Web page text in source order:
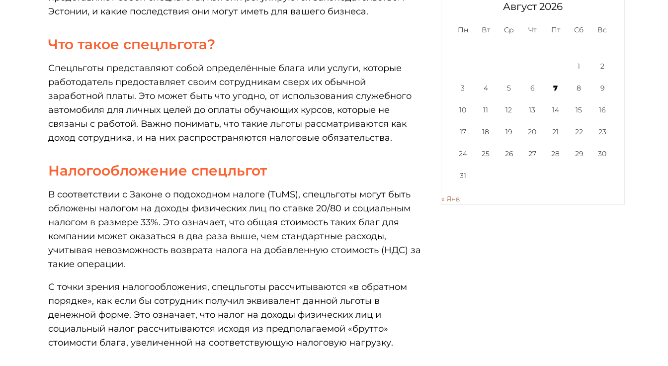
Эстонии, и какие последствия они могут иметь для вашего бизнеса.
Что такое спецльгота?
Спецльготы представляют собой определённые блага или услуги, которые
работодатель предоставляет своим сотрудникам сверх их обычной
заработной платы. Это может быть что угодно, от использования служебного
автомобиля для личных целей до оплаты обучающих курсов, которые не
связаны с работой. Важно понимать, что такие льготы рассматриваются как
доход сотрудника, и на них распространяются налоговые обязательства.
Налогообложение спецльгот
В соответствии с Законе о подоходном налоге (TuMS), спецльготы могут быть
обложены налогом на доходы физических лиц по ставке 20/80 и социальным
налогом в размере 33%. Это означает, что общая стоимость таких благ для
компании может оказаться в два раза выше, чем стандартные расходы,
учитывая невозможность возврата налога на добавленную стоимость (НДС) за
такие операции.
С точки зрения налогообложения, спецльготы рассчитываются «в обратном
порядке», как если бы сотрудник получил эквивалент данной льготы в
денежной форме. Это означает, что налог на доходы физических лиц и
социальный налог рассчитываются исходя из предполагаемой «брутто»
стоимости блага, увеличенной на соответствующую налоговую нагрузку.
Август 2026
Пн Вт Ср Чт Пт Сб Вс
1 2
3 4 5 6 7 8 9
10 11 12 13 14 15 16
17 18 19 20 21 22 23
24 25 26 27 28 29 30
31
« Янв